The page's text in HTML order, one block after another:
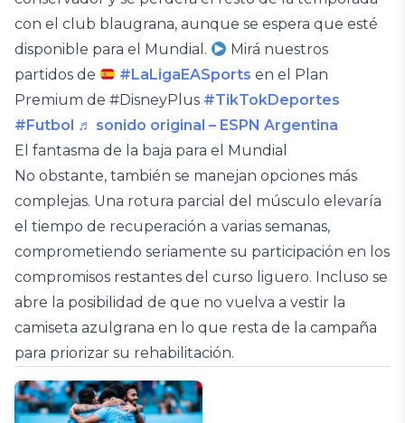
con el club blaugrana, aunque se espera que esté
disponible para el Mundial.
Mirá nuestros
partidos de
#LaLigaEASports en el Plan
Premium de #DisneyPlus #TikTokDeportes
#Futbol ♬ sonido original – ESPN Argentina
El fantasma de la baja para el Mundial
No obstante, también se manejan opciones más
complejas. Una rotura parcial del músculo elevaría
el tiempo de recuperación a varias semanas,
comprometiendo seriamente su participación en los
compromisos restantes del curso liguero. Incluso se
abre la posibilidad de que no vuelva a vestir la
camiseta azulgrana en lo que resta de la campaña
para priorizar su rehabilitación.